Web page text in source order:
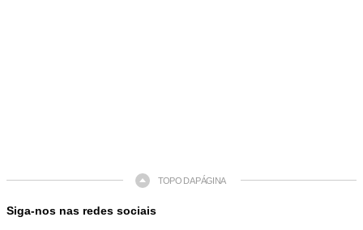
TOPO DA PÁGINA
Siga-nos nas redes sociais